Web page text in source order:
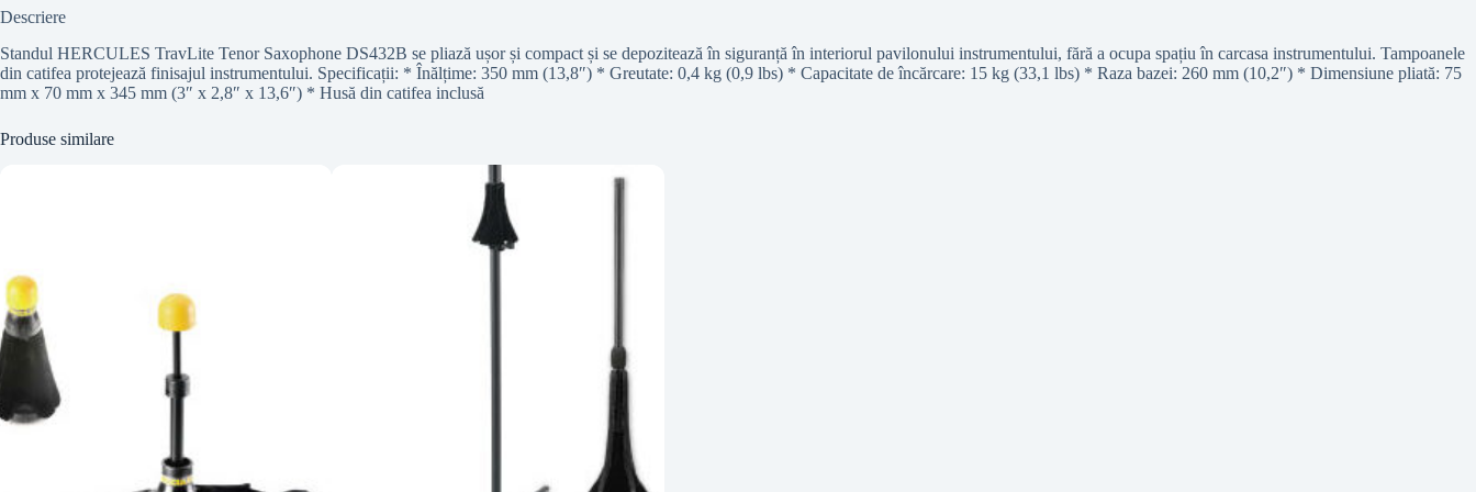
Descriere
Standul HERCULES TravLite Tenor Saxophone DS432B se pliază ușor și compact și se depozitează în siguranță în interiorul pavilonului instrumentului, fără a ocupa spațiu în carcasa instrumentului. Tampoanele
din catifea protejează finisajul instrumentului. Specificații: * Înălțime: 350 mm (13,8″) * Greutate: 0,4 kg (0,9 lbs) * Capacitate de încărcare: 15 kg (33,1 lbs) * Raza bazei: 260 mm (10,2″) * Dimensiune pliată: 75
mm x 70 mm x 345 mm (3″ x 2,8″ x 13,6″) * Husă din catifea inclusă
Produse similare